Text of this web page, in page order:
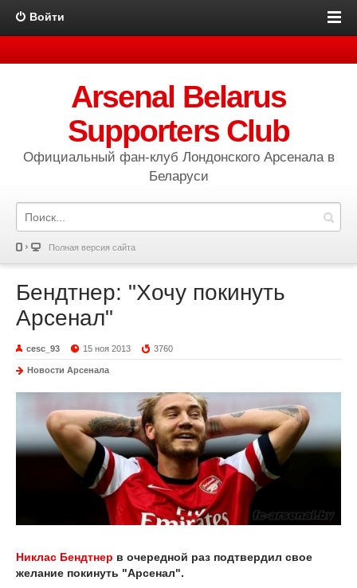
Войти
Arsenal Belarus
Supporters Club
Официальный фан-клуб Лондонского Арсенала в
Беларуси
Полная версия сайта
Бендтнер: "Хочу покинуть
Арсенал"
cesc_93 15 ноя 2013 3760
Новости Арсенала
Никлас Бендтнер в очередной раз подтвердил свое
желание покинуть "Арсенал".